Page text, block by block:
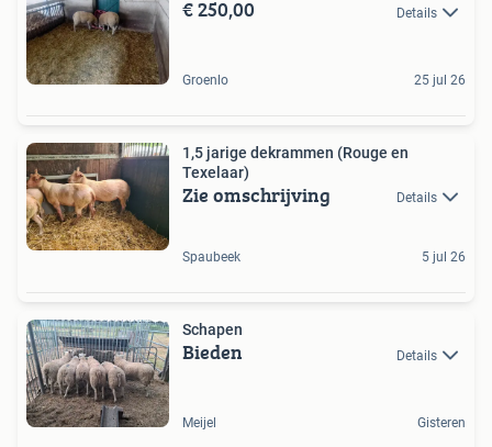
€ 250,00 Details
Groenlo 25 jul 26
1,5 jarige dekrammen (Rouge en
Texelaar)
Zie omschrijving Details
Spaubeek 5 jul 26
Schapen
Bieden Details
Meijel Gisteren